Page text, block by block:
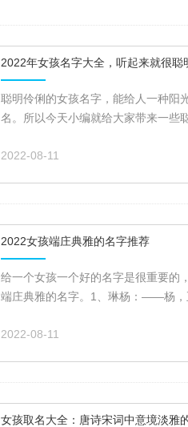
2022年女孩名字大全，听起来就很
聪明伶俐的女孩名字，能给人一种阳
名。所以今天小编就给大家带来一些
2022-08-11
2022女孩端庄典雅的名字推荐
给一个女孩一个好的名字是很重要的
端庄典雅的名字。1、琳杨：——杨，
2022-08-11
女孩取名大全：唐诗宋词中意境淡雅